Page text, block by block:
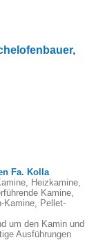
Fa. Kolla
Heizkamine,
Kamine,
Kamine, Pellet-
um den Kamin und
Ausführungen